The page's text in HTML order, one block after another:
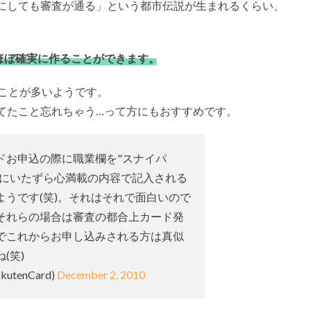
ても審査が通る」という都市伝説が生まれるくらい、
確実に作ることができます。
が多いようです。
こと忘れちゃう…って方にもおすすめです。
お申込の際に職業欄を"スナイパ
いたずら心満載の内容で記入される
うです(笑)。それはそれで面白いので
れらの場合は審査の都合上カード発
これからお申し込みされる方は真似
(笑)
December 2, 2010